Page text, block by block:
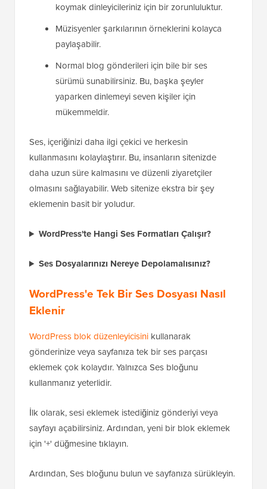
koymak dinleyicileriniz için bir zorunluluktur.
Müzisyenler şarkılarının örneklerini kolayca
paylaşabilir.
Normal blog gönderileri için bile bir ses
sürümü sunabilirsiniz. Bu, başka şeyler
yaparken dinlemeyi seven kişiler için
mükemmeldir.
Ses, içeriğinizi daha ilgi çekici ve herkesin
kullanmasını kolaylaştırır. Bu, insanların sitenizde
daha uzun süre kalmasını ve düzenli ziyaretçiler
olmasını sağlayabilir. Web sitenize ekstra bir şey
eklemenin basit bir yoludur.
WordPress'te Hangi Ses Formatları Çalışır?
Ses Dosyalarınızı Nereye Depolamalısınız?
WordPress'e Tek Bir Ses Dosyası Nasıl
Eklenir
WordPress blok düzenleyicisini kullanarak
gönderinize veya sayfanıza tek bir ses parçası
eklemek çok kolaydır. Yalnızca Ses bloğunu
kullanmanız yeterlidir.
İlk olarak, sesi eklemek istediğiniz gönderiyi veya
sayfayı açabilirsiniz. Ardından, yeni bir blok eklemek
için '+' düğmesine tıklayın.
Ardından, Ses bloğunu bulun ve sayfanıza sürükleyin.